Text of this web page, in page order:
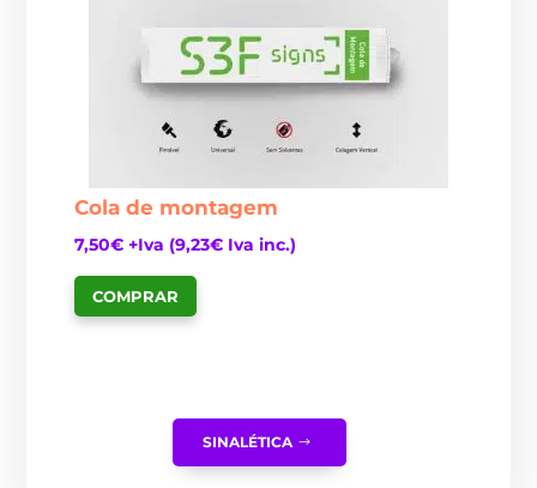
Cola de montagem
7,50€ +Iva (9,23€ Iva inc.)
COMPRAR
SINALÉTICA